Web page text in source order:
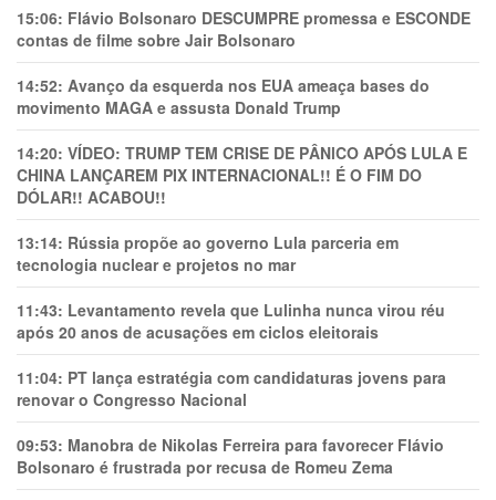
15:06: Flávio Bolsonaro DESCUMPRE promessa e ESCONDE
contas de filme sobre Jair Bolsonaro
14:52: Avanço da esquerda nos EUA ameaça bases do
movimento MAGA e assusta Donald Trump
14:20: VÍDEO: TRUMP TEM CRlSE DE PÂNlCO APÓS LULA E
CHINA LANÇAREM PIX INTERNACIONAL!! É O FIM DO
DÓLAR!! ACABOU!!
13:14: Rússia propõe ao governo Lula parceria em
tecnologia nuclear e projetos no mar
11:43: Levantamento revela que Lulinha nunca virou réu
após 20 anos de acusações em ciclos eleitorais
11:04: PT lança estratégia com candidaturas jovens para
renovar o Congresso Nacional
09:53: Manobra de Nikolas Ferreira para favorecer Flávio
Bolsonaro é frustrada por recusa de Romeu Zema